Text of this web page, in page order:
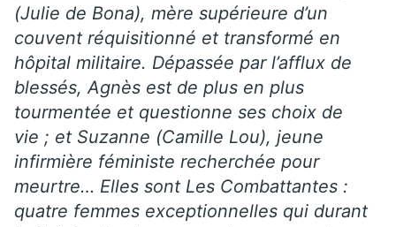
(Julie de Bona), mère supérieure d’un
couvent réquisitionné et transformé en
hôpital militaire. Dépassée par l’afflux de
blessés, Agnès est de plus en plus
tourmentée et questionne ses choix de
vie ; et Suzanne (Camille Lou), jeune
infirmière féministe recherchée pour
meurtre… Elles sont Les Combattantes :
quatre femmes exceptionnelles qui durant